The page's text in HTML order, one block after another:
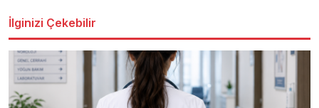
İlginizi Çekebilir